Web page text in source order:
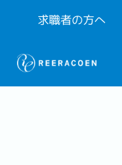
求職者の方へ